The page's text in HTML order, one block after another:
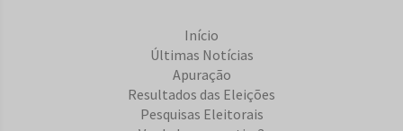
Início
Últimas Notícias
Apuração
Resultados das Eleições
Pesquisas Eleitorais